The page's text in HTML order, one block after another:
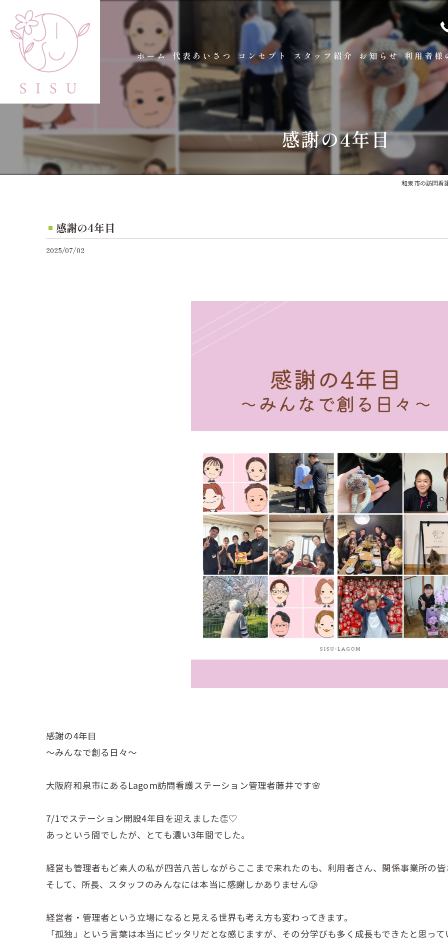
ホーム 代表あいさつ コンセプト スタッフ紹介 お知らせ
看護について
リハビリについて
医療保険
ターミナルケア
リハビリセミナーについ
利用者様
感謝の4年目
和泉市の訪問看
感謝の4年目
2025/07/02
感謝の4年目
〜みんなで創る日々〜
大阪府和泉市にあるLagom訪問看護ステーション管理者藤井です🌸
7/1でステーション開設4年目を迎えました👏♡
あっという間でしたが、とても濃い3年間でした。
経営も管理者もど素人の私が四苦八苦しながらここまで来れたのも、利用者さん、関係事業所の
そして、所長、スタッフのみんなには本当に感謝しかありません🥲
経営者・管理者という立場になると見える世界も考え方も変わってきます。
「孤独」という言葉は本当にピッタリだとな感じますが、その分学びも多く成長もできたと思って